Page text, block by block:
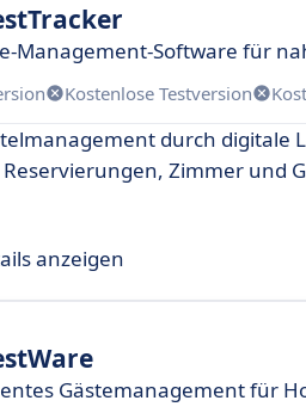
Management-Software für
Kostenlose Testversion
durch digitale
Reservierungen, Zimmer und
anzeigen
Gästemanagement für